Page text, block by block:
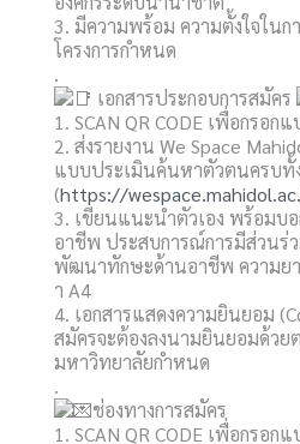
3. มีความพร้อม ความตั้งใจในก
โครงการกำหนด
.
เอกสารประกอบการสมัคร
1. SCAN QR CODE เพื่อกรอก
2. ส่งรายงาน We Space
แบบประเมินค้นหาตัวตนครบทั้
(https://
3. เขียนแนะนำตัวเอง พร้อมบ
อาชีพ ประสบการณ์การมีส่วนร่
พัฒนาทักษะด้านอาชีพ ความย
า A4
4. เอกสารแสดงความยินยอม
สมัครจะต้องลงนามยินยอมด้วย
มหาวิทยาลัยกำหนด
.
ช่องทางการสมัคร
1. SCAN QR CODE เพื่อกรอ